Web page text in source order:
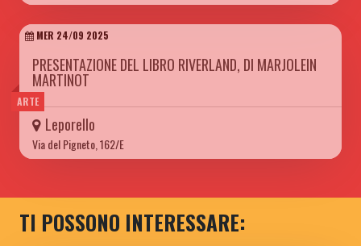
ARTE
MER 24/09 2025
PRESENTAZIONE DEL LIBRO RIVERLAND, DI MARJOLEIN
MARTINOT
Leporello
Via del Pigneto, 162/E
TI POSSONO INTERESSARE: